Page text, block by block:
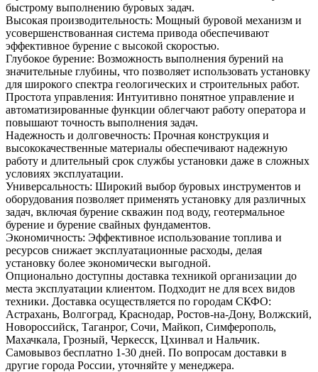
быстрому выполнению буровых задач.
Высокая производительность: Мощный буровой механизм и
усовершенствованная система привода обеспечивают
эффективное бурение с высокой скоростью.
Глубокое бурение: Возможность выполнения бурений на
значительные глубины, что позволяет использовать установку
для широкого спектра геологических и строительных работ.
Простота управления: Интуитивно понятное управление и
автоматизированные функции облегчают работу оператора и
повышают точность выполнения задач.
Надежность и долговечность: Прочная конструкция и
высококачественные материалы обеспечивают надежную
работу и длительный срок службы установки даже в сложных
условиях эксплуатации.
Универсальность: Широкий выбор буровых инструментов и
оборудования позволяет применять установку для различных
задач, включая бурение скважин под воду, геотермальное
бурение и бурение свайных фундаментов.
Экономичность: Эффективное использование топлива и
ресурсов снижает эксплуатационные расходы, делая
установку более экономически выгодной.
Опционально доступны доставка техникой организации до
места эксплуатации клиентом. Подходит не для всех видов
техники. Доставка осуществляется по городам СКФО:
Астрахань, Волгоград, Краснодар, Ростов-на-Дону, Волжский,
Новороссийск, Таганрог, Сочи, Майкоп, Симферополь,
Махачкала, Грозный, Черкесск, Цхинвал и Нальчик.
Самовывоз бесплатно 1-30 дней. По вопросам доставки в
другие города России, уточняйте у менеджера.